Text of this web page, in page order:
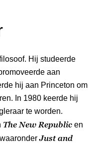
Hij studeerde
aan
hij aan Princeton om
In 1980 keerde hij
te worden.
The New Republic en
Just and